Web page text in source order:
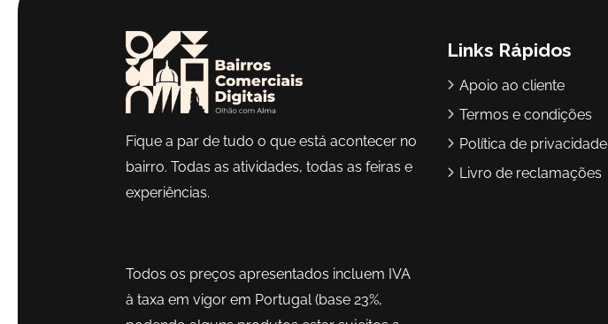
Fique a par de tudo o que está acontecer no
bairro. Todas as atividades, todas as feiras e
experiências.
Todos os preços apresentados incluem IVA
à taxa em vigor em Portugal (base 23%,
Links Rápidos
Apoio ao cliente
Termos e condições
Política de privacidade
Livro de reclamações